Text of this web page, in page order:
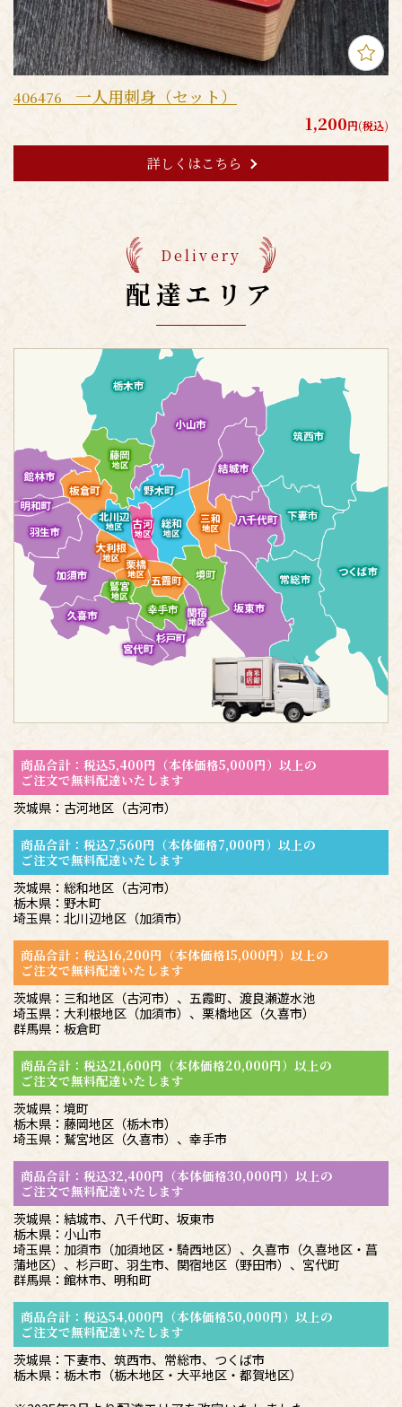
406476 一人用刺身（セット）
1,200円(税込)
詳しくはこちら
Delivery
配達エリア
商品合計：税込5,400円（本体価格5,000円）以上の
ご注文で無料配達いたします
茨城県：古河地区（古河市）
商品合計：税込7,560円（本体価格7,000円）以上の
ご注文で無料配達いたします
茨城県：総和地区（古河市）
栃木県：野木町
埼玉県：北川辺地区（加須市）
商品合計：税込16,200円（本体価格15,000円）以上の
ご注文で無料配達いたします
茨城県：三和地区（古河市）、五霞町、渡良瀬遊水池
埼玉県：大利根地区（加須市）、栗橋地区（久喜市）
群馬県：板倉町
商品合計：税込21,600円（本体価格20,000円）以上の
ご注文で無料配達いたします
茨城県：境町
栃木県：藤岡地区（栃木市）
埼玉県：鷲宮地区（久喜市）、幸手市
商品合計：税込32,400円（本体価格30,000円）以上の
ご注文で無料配達いたします
茨城県：結城市、八千代町、坂東市
栃木県：小山市
埼玉県：加須市（加須地区・騎西地区）、久喜市（久喜地区・菖
蒲地区）、杉戸町、羽生市、関宿地区（野田市）、宮代町
群馬県：館林市、明和町
商品合計：税込54,000円（本体価格50,000円）以上の
ご注文で無料配達いたします
茨城県：下妻市、筑西市、常総市、つくば市
栃木県：栃木市（栃木地区・大平地区・都賀地区）